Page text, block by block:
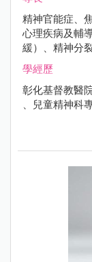
精神官能症、
心理疾病及輔
緩）、精神分
學經歷
彰化基督教醫
、兒童精神科